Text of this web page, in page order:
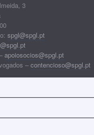
3
spgl@spgl.pt
apoiosocios@spgl.pt
– contencioso@spgl.pt